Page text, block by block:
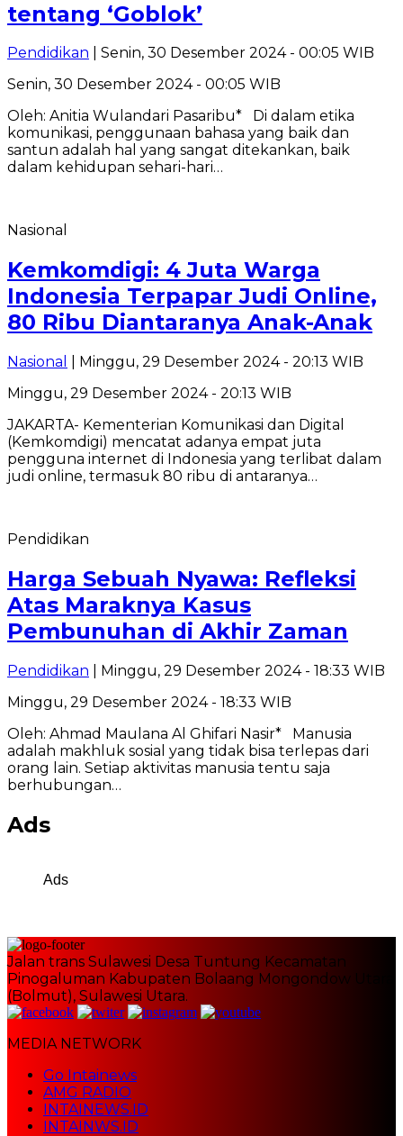
tentang ‘Goblok’
Pendidikan | Senin, 30 Desember 2024 - 00:05 WIB
Senin, 30 Desember 2024 - 00:05 WIB
Oleh: Anitia Wulandari Pasaribu* Di dalam etika
komunikasi, penggunaan bahasa yang baik dan
santun adalah hal yang sangat ditekankan, baik
dalam kehidupan sehari-hari…
Nasional
Kemkomdigi: 4 Juta Warga
Indonesia Terpapar Judi Online,
80 Ribu Diantaranya Anak-Anak
Nasional
| Minggu, 29 Desember 2024 - 20:13 WIB
Minggu, 29 Desember 2024 - 20:13 WIB
JAKARTA- Kementerian Komunikasi dan Digital
(Kemkomdigi) mencatat adanya empat juta
pengguna internet di Indonesia yang terlibat dalam
judi online, termasuk 80 ribu di antaranya…
Pendidikan
Harga Sebuah Nyawa: Refleksi
Atas Maraknya Kasus
Pembunuhan di Akhir Zaman
Pendidikan | Minggu, 29 Desember 2024 - 18:33 WIB
Minggu, 29 Desember 2024 - 18:33 WIB
Oleh: Ahmad Maulana Al Ghifari Nasir* Manusia
adalah makhluk sosial yang tidak bisa terlepas dari
orang lain. Setiap aktivitas manusia tentu saja
berhubungan…
Ads
Ads
Jalan trans Sulawesi Desa Tuntung Kecamatan
Pinogaluman Kabupaten Bolaang Mongondow Utara
(Bolmut), Sulawesi Utara.
MEDIA NETWORK
Go Intainews
AMG RADIO
INTAINEWS.ID
INTAINWS.ID